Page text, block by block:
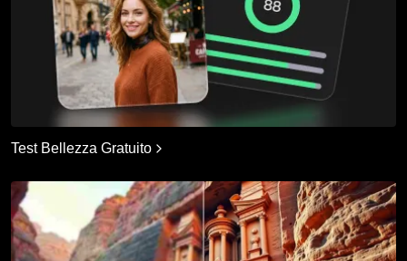
Test Bellezza Gratuito